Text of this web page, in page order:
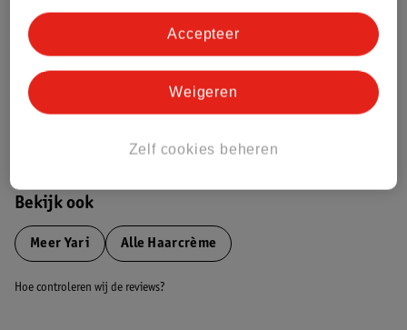
Impact Score.
Bekijk ook
Meer Yari Alle Haarcrème
Hoe controleren wij de reviews?
Zelf cookies beheren
Weigeren
Accepteer